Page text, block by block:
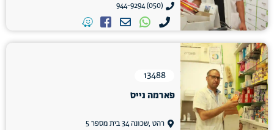
(050) 944-9294
13488
פארמה נייס
רהט ,שכונה 34 בית מספר 5